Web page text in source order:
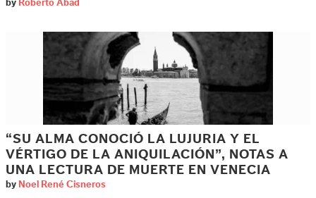
by Roberto Abad
“SU ALMA CONOCIÓ LA LUJURIA Y EL
VÉRTIGO DE LA ANIQUILACIÓN”, NOTAS A
UNA LECTURA DE MUERTE EN VENECIA
by Noel René Cisneros